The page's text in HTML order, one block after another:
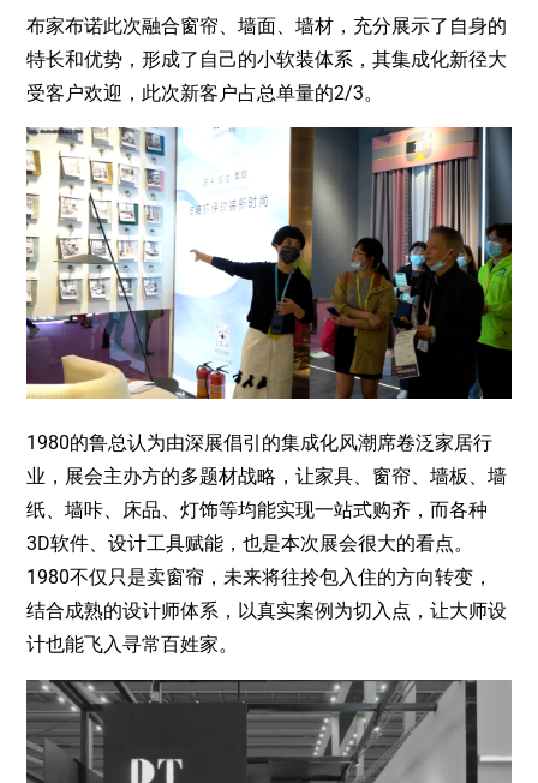
布家布诺此次融合窗帘、墙面、墙材，充分展示了自身的
特长和优势，形成了自己的小软装体系，其集成化新径大
受客户欢迎，此次新客户占总单量的2/3。
1980的鲁总认为由深展倡引的集成化风潮席卷泛家居行
业，展会主办方的多题材战略，让家具、窗帘、墙板、墙
纸、墙咔、床品、灯饰等均能实现一站式购齐，而各种
3D软件、设计工具赋能，也是本次展会很大的看点。
1980不仅只是卖窗帘，未来将往拎包入住的方向转变，
结合成熟的设计师体系，以真实案例为切入点，让大师设
计也能飞入寻常百姓家。